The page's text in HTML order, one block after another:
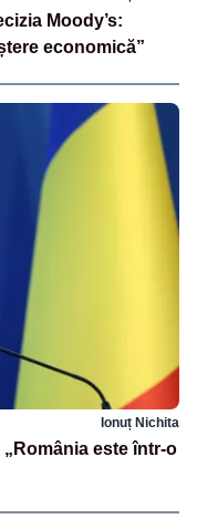
Moody’s:
economică”
Ionuț Nichita
este într-o